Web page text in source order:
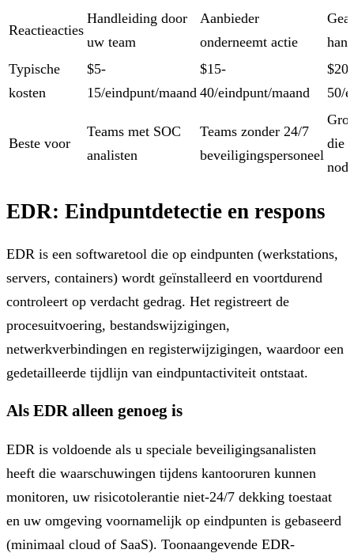
Reactieacties
Handleiding door
uw team
Aanbieder
onderneemt actie
Typische
kosten
$5-
15/eindpunt/maand
$15-
40/eindpunt/maand
$20-
50/
Beste voor
Teams met SOC
analisten
Teams zonder 24/7
beveiligingspersoneel
die
EDR: Eindpuntdetectie en respons
EDR is een softwaretool die op eindpunten (werkstations,
servers, containers) wordt geïnstalleerd en voortdurend
controleert op verdacht gedrag. Het registreert de
procesuitvoering, bestandswijzigingen,
netwerkverbindingen en registerwijzigingen, waardoor een
gedetailleerde tijdlijn van eindpuntactiviteit ontstaat.
Als EDR alleen genoeg is
EDR is voldoende als u speciale beveiligingsanalisten
heeft die waarschuwingen tijdens kantooruren kunnen
monitoren, uw risicotolerantie niet-24/7 dekking toestaat
en uw omgeving voornamelijk op eindpunten is gebaseerd
(minimaal cloud of SaaS). Toonaangevende EDR-